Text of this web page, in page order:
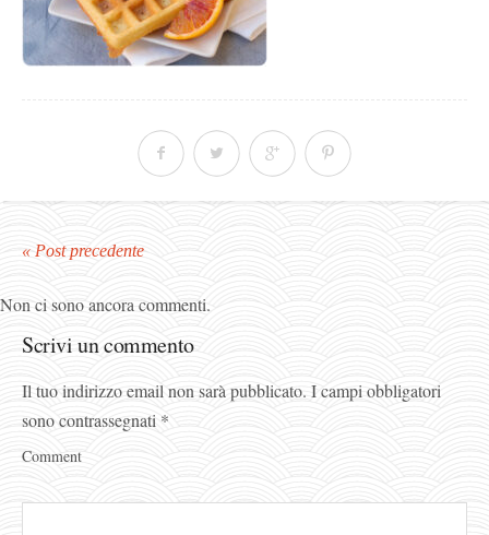
« Post precedente
Non ci sono ancora commenti.
Scrivi un commento
Il tuo indirizzo email non sarà pubblicato. I campi obbligatori
sono contrassegnati *
Comment